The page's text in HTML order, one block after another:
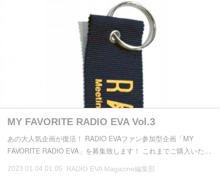
MY FAVORITE RADIO EVA Vol.3
あの大人気企画が復活！ RADIO EVAファン参加型企画「MY
FAVORITE RADIO EVA」を募集致します！ これまでご購入いた…
2023.01.04 01:05 RADIO EVA Magazine編集部